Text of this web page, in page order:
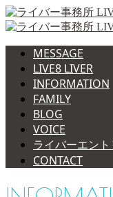
MESSAGE
LIVE8 LIVER
INFORMATION
FAMILY
BLOG
VOICE
ライバーエント
CONTACT